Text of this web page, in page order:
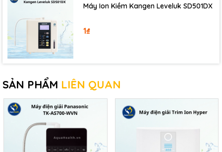
Máy Ion Kiềm Kangen Leveluk SD501DX
1₫
SẢN PHẨM LIÊN QUAN